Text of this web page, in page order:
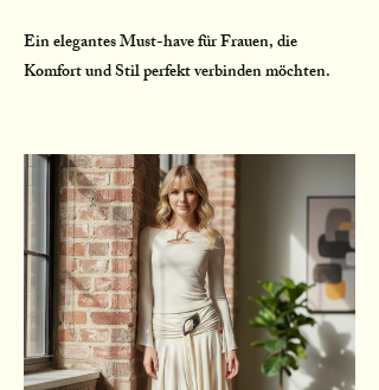
Ein elegantes Must-have für Frauen, die
Komfort und Stil perfekt verbinden möchten.